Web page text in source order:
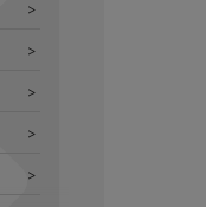
>
>
>
>
>